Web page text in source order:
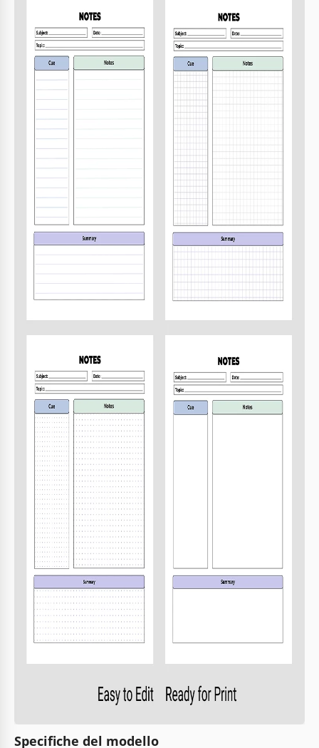
Specifiche del modello